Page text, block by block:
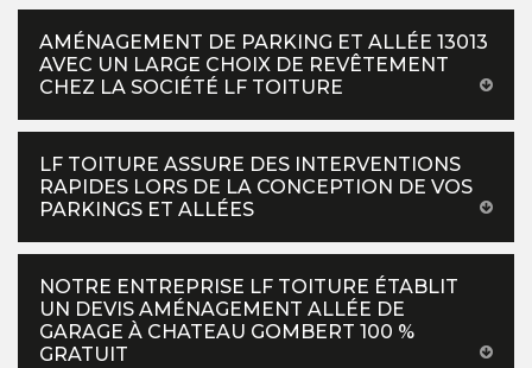
AMÉNAGEMENT DE PARKING ET ALLÉE 13013
AVEC UN LARGE CHOIX DE REVÊTEMENT
CHEZ LA SOCIÉTÉ LF TOITURE
LF TOITURE ASSURE DES INTERVENTIONS
RAPIDES LORS DE LA CONCEPTION DE VOS
PARKINGS ET ALLÉES
NOTRE ENTREPRISE LF TOITURE ÉTABLIT
UN DEVIS AMÉNAGEMENT ALLÉE DE
GARAGE À CHATEAU GOMBERT 100 %
GRATUIT